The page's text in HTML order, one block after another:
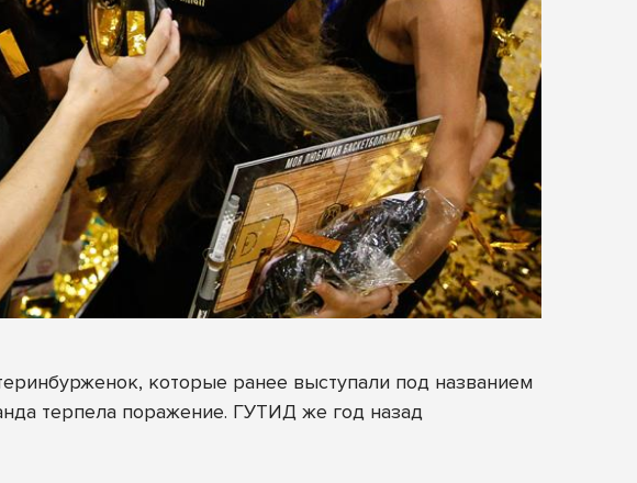
которые ранее выступали под названием
терпела поражение. ГУТИД же год назад